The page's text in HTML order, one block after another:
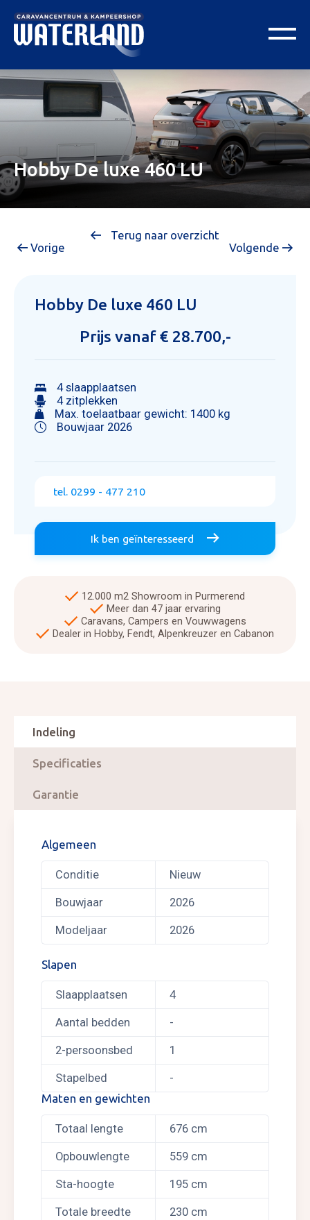
Hobby De luxe 460 LU
Terug naar overzicht
Vorige
Volgende
Hobby De luxe 460 LU
Prijs vanaf € 28.700,-
4 slaapplaatsen
4 zitplekken
Max. toelaatbaar gewicht: 1400 kg
Bouwjaar 2026
tel. 0299 - 477 210
Ik ben geïnteresseerd
12.000 m2 Showroom in Purmerend
Meer dan 47 jaar ervaring
Caravans, Campers en Vouwwagens
Dealer in Hobby, Fendt, Alpenkreuzer en Cabanon
Indeling
Specificaties
Garantie
Algemeen
Conditie Nieuw
Bouwjaar 2026
Modeljaar 2026
Slapen
Slaapplaatsen 4
Aantal bedden -
2-persoonsbed 1
Stapelbed
-
Maten en gewichten
Totaal lengte 676 cm
Opbouwlengte 559 cm
Sta-hoogte 195 cm
Totale breedte 230 cm